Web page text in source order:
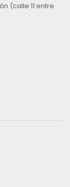
(calle 11 entre